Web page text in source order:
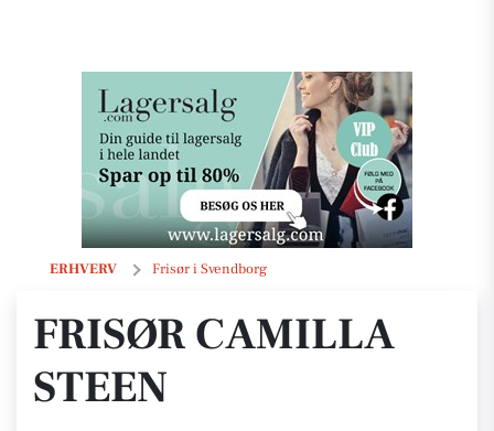
ERHVERV Frisør i Svendborg
Frisør Camilla Steen
FRISØR CAMILLA
STEEN